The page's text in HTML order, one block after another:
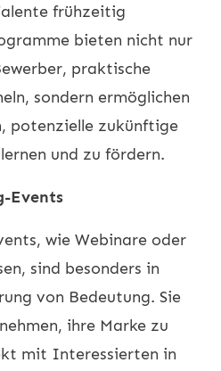
frühzeitig
bieten nicht nur
praktische
sondern ermöglichen
potenzielle zukünftige
und zu fördern.
Events
wie Webinare oder
sind besonders in
von Bedeutung. Sie
ihre Marke zu
mit Interessierten in